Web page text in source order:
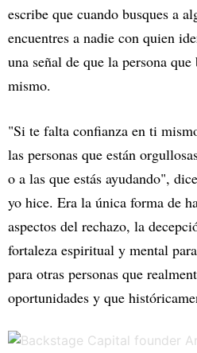
escribe que cuando busques a
encuentres a nadie con quien
una señal de que la persona
mismo.
"Si te falta confianza en ti
las personas que están
o a las que estás ayudando",
yo hice. Era la única forma de
aspectos del rechazo, la
fortaleza espiritual y mental
para otras personas que
oportunidades y que